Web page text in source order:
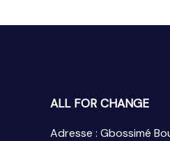
ALL FOR CHANGE
Adresse : Gbossimé